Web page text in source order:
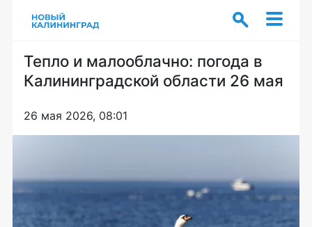
Тепло и малооблачно: погода в
Калининградской области 26 мая
26 мая 2026, 08:01